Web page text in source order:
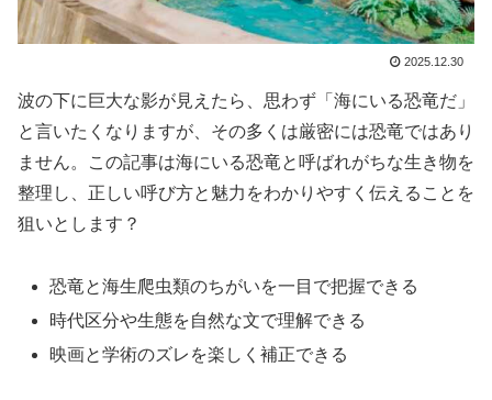
2025.12.30
波の下に巨大な影が見えたら、思わず「海にいる恐竜だ」
と言いたくなりますが、その多くは厳密には恐竜ではあり
ません。この記事は海にいる恐竜と呼ばれがちな生き物を
整理し、正しい呼び方と魅力をわかりやすく伝えることを
狙いとします？
恐竜と海生爬虫類のちがいを一目で把握できる
時代区分や生態を自然な文で理解できる
映画と学術のズレを楽しく補正できる